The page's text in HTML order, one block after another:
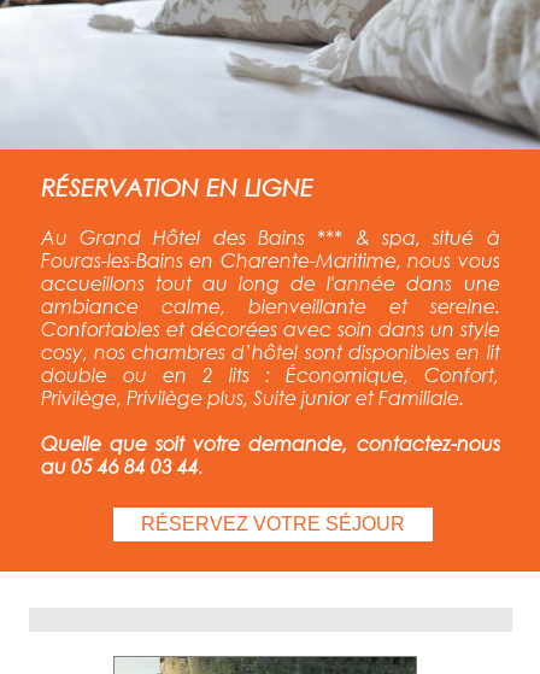
RÉSERVATION EN LIGNE
Au Grand Hôtel des Bains *** & spa, situé à
Fouras-les-Bains en Charente-Maritime, nous vous
accueillons tout au long de l'annéedans une
ambiance calme, bienveillante et sereine.
Confortables et décorées avec soin dans un style
cosy, nos chambres d’hôtel sont disponibles en lit
double ou en 2 lits : Économique, Confort,
Privilège, Privilège plus, Suite junior et Familiale.
Quelle que soit votre demande, contactez-nous
au 05 46 84 03 44.
RÉSERVEZ VOTRE SÉJOUR